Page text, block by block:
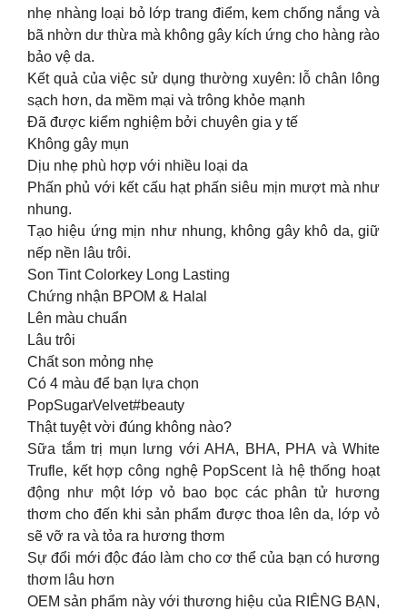
nhẹ nhàng loại bỏ lớp trang điểm, kem chống nắng và
bã nhờn dư thừa mà không gây kích ứng cho hàng rào
bảo vệ da.
Kết quả của việc sử dụng thường xuyên: lỗ chân lông
sạch hơn, da mềm mại và trông khỏe mạnh
Đã được kiểm nghiệm bởi chuyên gia y tế
Không gây mụn
Dịu nhẹ phù hợp với nhiều loại da
Phấn phủ với kết cấu hạt phấn siêu mịn mượt mà như
nhung.
Tạo hiệu ứng mịn như nhung, không gây khô da, giữ
nếp nền lâu trôi.
Son Tint Colorkey Long Lasting
Chứng nhận BPOM & Halal
Lên màu chuẩn
Lâu trôi
Chất son mỏng nhẹ
Có 4 màu để bạn lựa chọn
PopSugarVelvet#beauty
Thật tuyệt vời đúng không nào?
Sữa tắm trị mụn lưng với AHA, BHA, PHA và White
Trufle, kết hợp công nghệ PopScent là hệ thống hoạt
động như một lớp vỏ bao bọc các phân tử hương
thơm cho đến khi sản phẩm được thoa lên da, lớp vỏ
sẽ vỡ ra và tỏa ra hương thơm
Sự đổi mới độc đáo làm cho cơ thể của bạn có hương
thơm lâu hơn
OEM sản phẩm này với thương hiệu của RIÊNG BẠN,